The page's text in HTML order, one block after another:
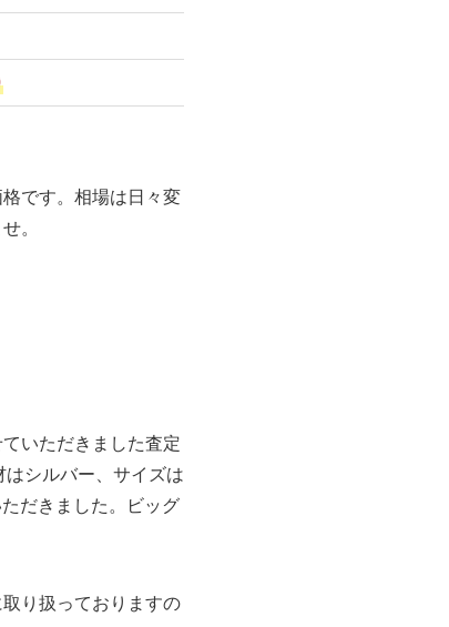
です。相場は日々変
。
いただきました査定
シルバー、サイズは
だきました。ビッグ
り扱っておりますの